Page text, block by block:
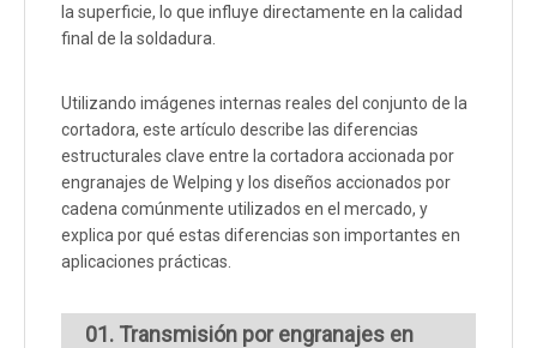
la superficie, lo que influye directamente en la calidad
final de la soldadura.
Utilizando imágenes internas reales del conjunto de la
cortadora, este artículo describe las diferencias
estructurales clave entre la cortadora accionada por
engranajes de Welping y los diseños accionados por
cadena comúnmente utilizados en el mercado, y
explica por qué estas diferencias son importantes en
aplicaciones prácticas.
01. Transmisión por engranajes en